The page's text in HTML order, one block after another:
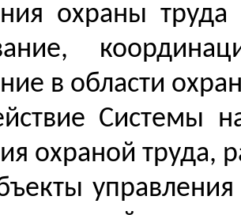
охраны
в области
Системы
охраной труда,